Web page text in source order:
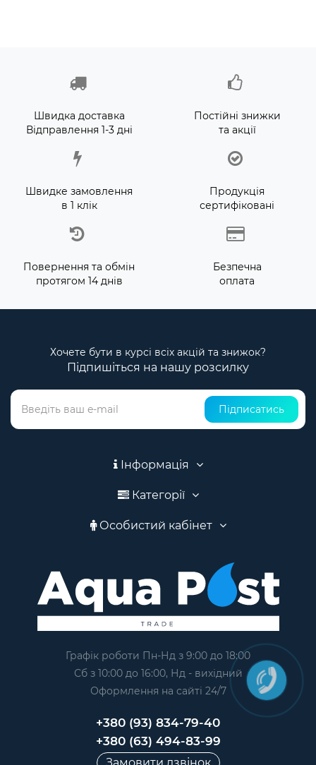
Швидка доставка
Відправлення 1-3 дні
Постійні знижки
та акції
Швидке замовлення
в 1 клік
Продукція
сертифіковані
Повернення та обмін
протягом 14 днів
Безпечна
оплата
Хочете бути в курсі всіх акцій та знижок?
Підпишіться на нашу розсилку
Підписатись
Інформація
Категорії
Особистий кабінет
Графік роботи Пн-Нд з 9:00 до 18:00
Сб з 10:00 до 16:00, Нд - вихідний
Оформлення на сайтi 24/7
+380 (93) 834-79-40
+380 (63) 494-83-99